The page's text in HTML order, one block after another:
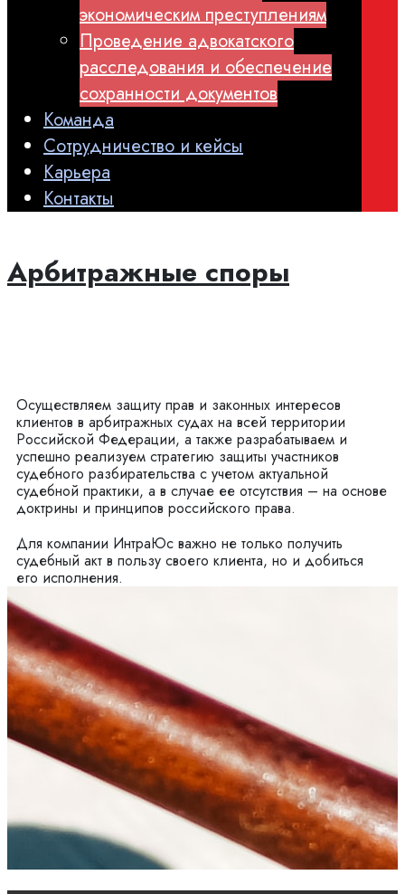
экономическим преступлениям
Проведение адвокатского
расследования и обеспечение
сохранности документов
Команда
Сотрудничество и кейсы
Карьера
Контакты
Арбитражные споры
Осуществляем защиту прав и законных интересов
клиентов в арбитражных судах на всей территории
Российской Федерации, а также разрабатываем и
успешно реализуем стратегию защиты участников
судебного разбирательства с учетом актуальной
судебной практики, а в случае ее отсутствия – на основе
доктрины и принципов российского права.
Для компании ИнтраЮс важно не только получить
судебный акт в пользу своего клиента, но и добиться
его исполнения.